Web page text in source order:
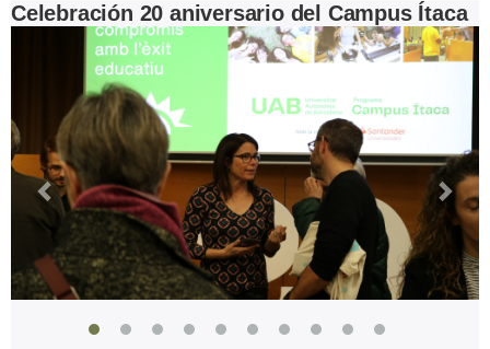
Celebración 20 aniversario del Campus Ítaca
Previous
Next
slide